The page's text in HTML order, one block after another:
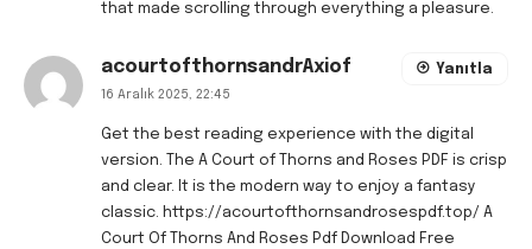
that made scrolling through everything a pleasure.
acourtofthornsandrAxiof
16 Aralık 2025, 22:45
Get the best reading experience with the digital
version. The A Court of Thorns and Roses PDF is crisp
and clear. It is the modern way to enjoy a fantasy
classic. https://acourtofthornsandrosespdf.top/ A
Court Of Thorns And Roses Pdf Download Free
Yanıtla